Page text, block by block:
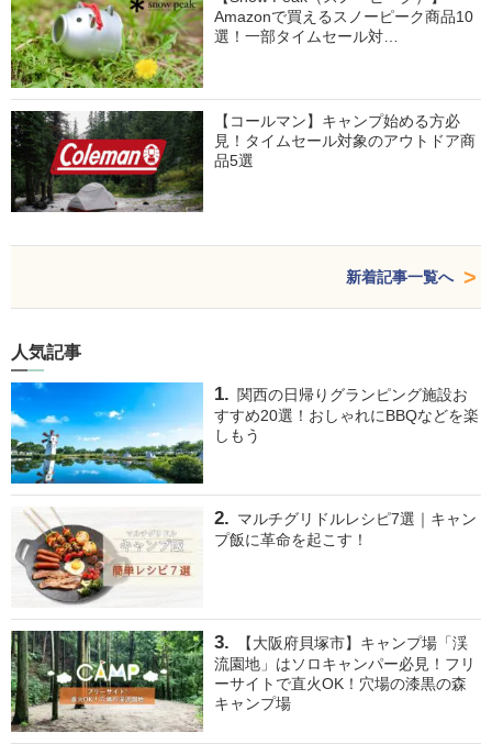
Amazonで買えるスノーピーク商品10
選！一部タイムセール対…
【コールマン】キャンプ始める方必
見！タイムセール対象のアウトドア商
品5選
新着記事一覧へ
人気記事
関西の日帰りグランピング施設お
すすめ20選！おしゃれにBBQなどを楽
しもう
マルチグリドルレシピ7選｜キャン
プ飯に革命を起こす！
【大阪府貝塚市】キャンプ場「渓
流園地」はソロキャンパー必見！フリ
ーサイトで直火OK！穴場の漆黒の森
キャンプ場